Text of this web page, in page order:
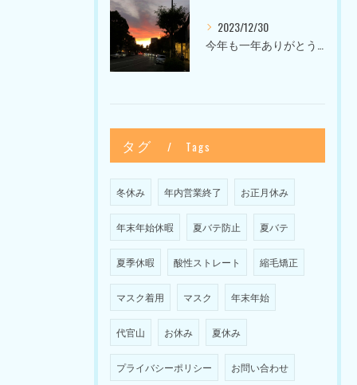
2023/12/30
タグ Tags
冬休み 年内営業終了 お正月休み
年末年始休暇 夏バテ防止 夏バテ
夏季休暇 酸性ストレート 縮毛矯正
マスク着用 マスク 年末年始
代官山 お休み 夏休み
プライバシーポリシー お問い合わせ